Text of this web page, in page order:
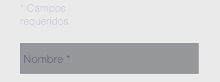
* Campos
requeridos